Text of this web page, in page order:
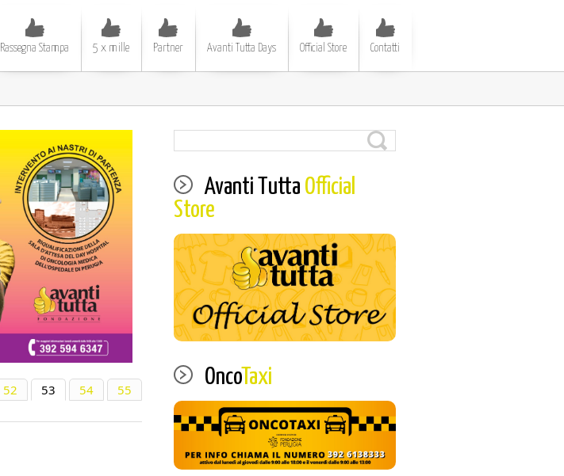
Rassegna Stampa 5 x mille Partner Avanti Tutta Days Official Store Contatti
52 53 54
55
Avanti Tutta Official
Store
OncoTaxi